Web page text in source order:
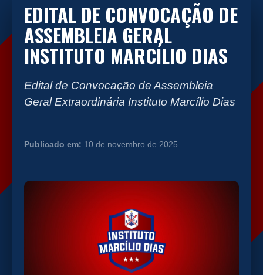
EDITAL DE CONVOCAÇÃO DE
ASSEMBLEIA GERAL
INSTITUTO MARCÍLIO DIAS
Edital de Convocação de Assembleia
Geral Extraordinária Instituto Marcílio Dias
Publicado em: 10 de novembro de 2025